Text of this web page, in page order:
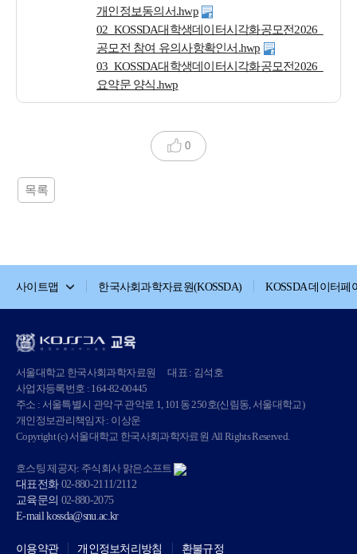
개인정보동의서.hwp
02_KOSSDA대학생데이터시각화공모전2026_
공모전 참여 유의사항확인서.hwp
03_KOSSDA대학생데이터시각화공모전2026_
요약문 양식.hwp
0
목록
사이트맵 한국사회과학자료원(KOSSDA) KOSSDA 데이터페
서울대학교 한국사회과학자료원
대표 : 김석호
사업자등록번호 : 164-82-00445
주소 : 서울특별시 관악구 관악로 1, 101동 250호(신림동, 서울대학교)
개인정보관리책임자 : 이상운
Copyright (c) 서울대학교 한국사회과학자료원 All Rights Reserved.
호스팅 제공자: 주식회사 맑은소프트
대표전화02-880-2111/2112
교육문의 02-880-2075
E-mail kossda@snu.ac.kr
이용약관 개인정보처리방침 환불규정